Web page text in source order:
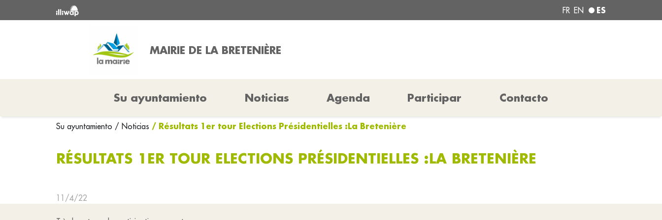
FR EN ES
MAIRIE DE LA BRETENIÈRE
Su ayuntamiento Noticias Agenda Participar Contacto
Su ayuntamiento / Noticias / Résultats 1er tour Elections Présidentielles :La Bretenière
RÉSULTATS 1ER TOUR ELECTIONS PRÉSIDENTIELLES :LA BRETENIÈRE
11/4/22